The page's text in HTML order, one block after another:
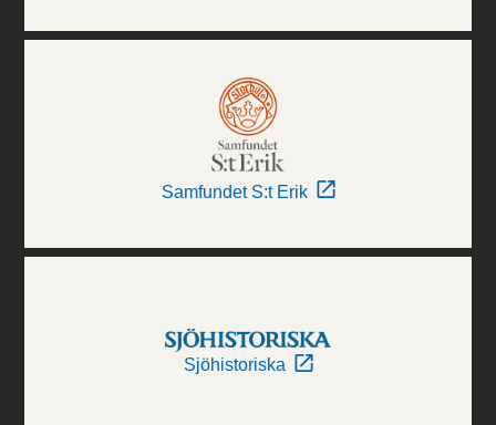
Samfundet S:t Erik
Sjöhistoriska